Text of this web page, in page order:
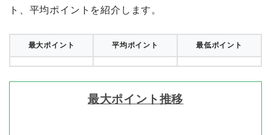
ト、平均ポイントを紹介します。
最大ポイント 平均ポイント 最低ポイント
最大ポイント推移